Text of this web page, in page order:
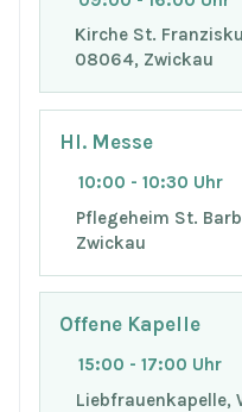
Kirche St.
08064, Zwickau
Hl. Messe
10:00 - 10:30 Uhr
Pflegeheim St.
Zwickau
Offene Kapelle
15:00 - 17:00 Uhr
Liebfrauenkapelle,